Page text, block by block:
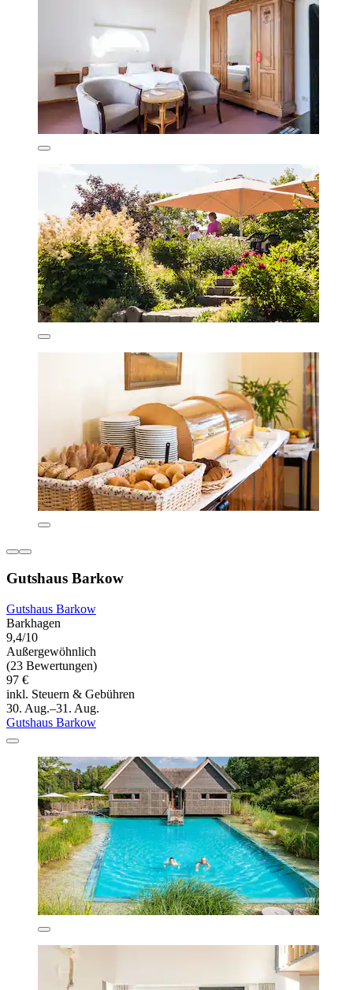
Gutshaus Barkow
Gutshaus Barkow
Barkhagen
9,4/10
Außergewöhnlich
(23 Bewertungen)
97 €
inkl. Steuern & Gebühren
30. Aug.–31. Aug.
Gutshaus Barkow